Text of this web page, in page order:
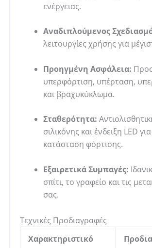
ενέργειας.
Αναδιπλούμενος
λειτουργίες χρήσης για
Προηγμένη Ασφάλεια:
υπερφόρτιση, υπέρταση,
και βραχυκύκλωμα.
Σταθερότητα:
σιλικόνης και ένδειξη LED
κατάσταση φόρτισης.
Εξαιρετικά Συμπαγές:
σπίτι, το γραφείο και τις
σας.
Τεχνικές Προδιαγραφές
Χαρακτηριστικό